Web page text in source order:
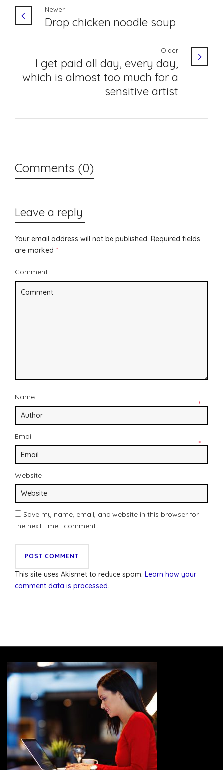
Newer
Drop chicken noodle soup
Older
I get paid all day, every day,
which is almost too much for a
sensitive artist
Comments (0)
Leave a reply
Your email address will not be published. Required fields
are marked *
Comment
Name
*
Email
*
Website
Save my name, email, and website in this browser for
the next time I comment.
This site uses Akismet to reduce spam. Learn how your
comment data is processed.